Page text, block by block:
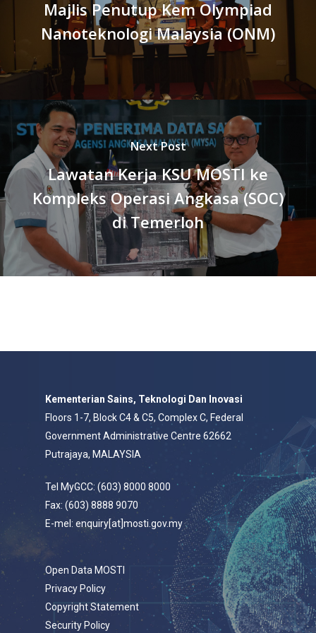
Majlis Penutup Kem Olympiad
Nanoteknologi Malaysia (ONM)
Next Post
Lawatan Kerja KSU MOSTI ke
Kompleks Operasi Angkasa (SOC)
di Temerloh
Kementerian Sains, Teknologi Dan Inovasi
Floors 1-7, Block C4 & C5, Complex C, Federal
Government Administrative Centre 62662
Putrajaya, MALAYSIA
Tel MyGCC: (603) 8000 8000
Fax: (603) 8888 9070
E-mel: enquiry[at]mosti.gov.my
Open Data MOSTI
Privacy Policy
Copyright Statement
Security Policy